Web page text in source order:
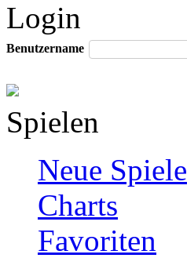
Login
Benutzername
Spielen
Neue Spiele
Charts
Favoriten